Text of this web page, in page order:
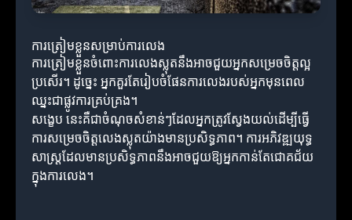
ការត្រៀមខ្លួនសម្រាប់ការលេង
ការត្រៀមខ្លួនចំពោះការលេងស្លុតនឹងអាចជួយអ្នកសម្រេចចិត្តល្អ
ប្រសើរ។ ដូច្នេះ អ្នកគួរតែរៀបចំផែនការលេងរបស់អ្នកមុនពេល
ឈ្នះជាផ្លូវការគ្រប់គ្រង។
សង្ខេប នេះគឺជាចំណុចសំខាន់ៗដែលអ្នកត្រូវស្វែងយល់ដើម្បីធ្វើ
ការសម្រេចចិត្តលេងស្លុតយ៉ាងមានប្រសិទ្ធភាព។ ការអភិវឌ្ឍយុទ្ធ
សាស្ត្រដែលមានប្រសិទ្ធភាពនឹងអាចជួយឱ្យអ្នកកាន់តែជោគជ័យ
ក្នុងការលេង។